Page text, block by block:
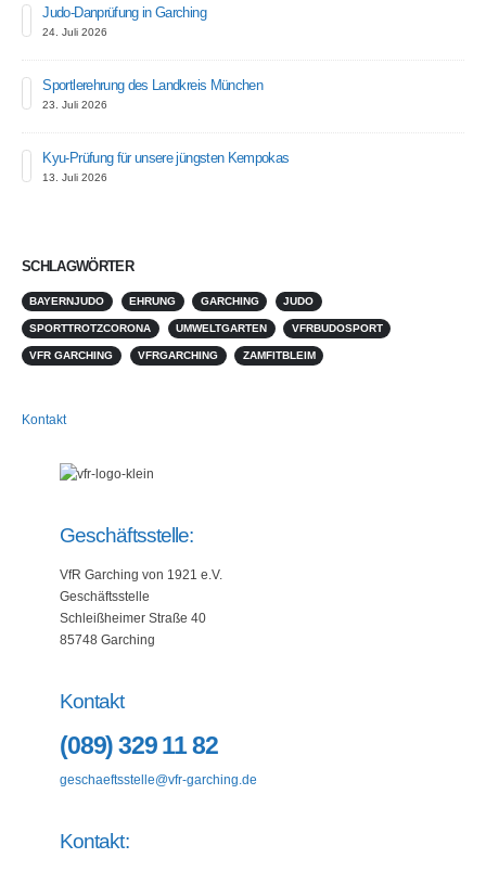
Judo-Danprüfung in Garching
24. Juli 2026
Sportlerehrung des Landkreis München
23. Juli 2026
Kyu-Prüfung für unsere jüngsten Kempokas
13. Juli 2026
SCHLAGWÖRTER
BAYERNJUDO EHRUNG GARCHING JUDO
SPORTTROTZCORONA UMWELTGARTEN VFRBUDOSPORT
VFR GARCHING VFRGARCHING ZAMFITBLEIM
Kontakt
Geschäftsstelle:
VfR Garching von 1921 e.V.
Geschäftsstelle
Schleißheimer Straße 40
85748 Garching
Kontakt
(089) 329 11 82
geschaeftsstelle@vfr-garching.de
Kontakt: